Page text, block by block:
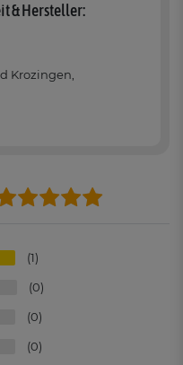
& Hersteller:
Krozingen,
1
0
0
0